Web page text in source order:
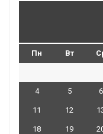
Пн Вт
4 5 6
11 12
18 19